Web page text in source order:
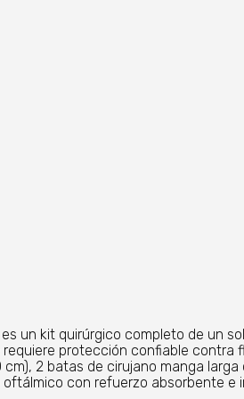
un kit quirúrgico completo de un
protección confiable contra
2 batas de cirujano manga
oftálmico con refuerzo absorbente